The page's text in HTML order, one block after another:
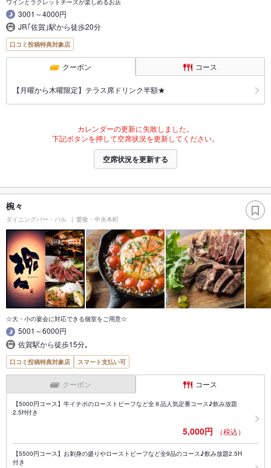
3001～4000円
JR｢佐賀｣駅から徒歩20分
口コミ投稿特典対象店
クーポン コース
【月曜から木曜限定】テラス席ドリンク半額★
カレンダーの更新に失敗しました。
下記ボタンを押して空席状況を更新してください。
空席状況を更新する
椀々
ダイニングバー・バル 愛敬・中央本町
☆大・小の宴会に対応できる個室をご用意☆
5001～6000円
佐賀駅から徒歩15分｡
口コミ投稿特典対象店 スマート支払い可
クーポン コース
【5000円コース】牛イチボのローストビーフなど全８品人気定番コース♪飲み放題
2.5H付き
5,000円 （税込）
【5500円コース】お刺身の盛りやローストビーフなど全9品のコース♪飲み放題2.5H
付き